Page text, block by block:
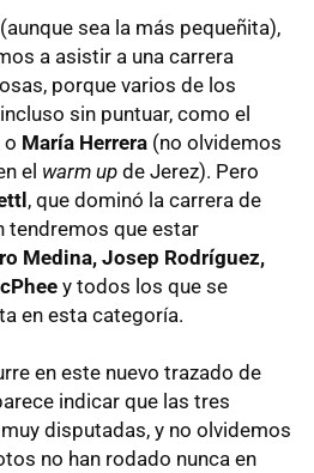
sea la más pequeñita),
a asistir a una carrera
porque varios de los
sin puntuar, como el
o María Herrera (no olvidemos
el warm up de Jerez). Pero
, que dominó la carrera de
tendremos que estar
Medina, Josep Rodríguez,
y todos los que se
en esta categoría.
en este nuevo trazado de
indicar que las tres
disputadas, y no olvidemos
no han rodado nunca en